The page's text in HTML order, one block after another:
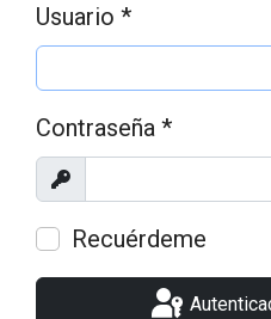
Usuario *
Contraseña *
Mostrar
Recuérdeme